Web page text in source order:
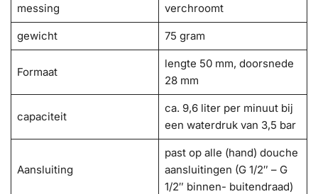
messing verchroomt
gewicht 75 gram
Formaat
lengte 50 mm, doorsnede
28 mm
capaciteit
ca. 9,6 liter per minuut bij
een waterdruk van 3,5 bar
Aansluiting
past op alle (hand) douche
aansluitingen (G 1/2″ – G
1/2″ binnen- buitendraad)